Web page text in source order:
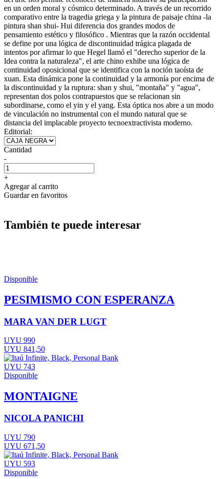
en un orden moral y cósmico determinado. A través de un recorrido
comparativo entre la tragedia griega y la pintura de paisaje china -la
pintura shan shui- Hui diferencia dos grandes modos de
pensamiento estético y filosófico . Mientras que la razón occidental
se define por una lógica de discontinuidad trágica plagada de
intentos por afirmar lo que Hegel llamó el "derecho superior de la
Idea contra la naturaleza", el arte chino exhibe una lógica de
continuidad oposicional que se identifica con la noción taoísta de
xuan. Esta dinámica pone la continuidad y la armonía por encima de
la discontinuidad y la ruptura: shan y shui, "montaña" y "agua",
representan dos polos contrapuestos que se relacionan sin
subordinarse, como el yin y el yang. Esta óptica nos abre a un modo
de vinculación no instrumental con el mundo natural que se
distancia del implacable proyecto tecnoextractivista moderno.
Editorial:
Cantidad
-
+
Agregar al carrito
Guardar en favoritos
También te puede interesar
Disponible
PESIMISMO CON ESPERANZA
MARA VAN DER LUGT
UYU 990
UYU 841,50
UYU 743
Disponible
MONTAIGNE
NICOLA PANICHI
UYU 790
UYU 671,50
UYU 593
Disponible